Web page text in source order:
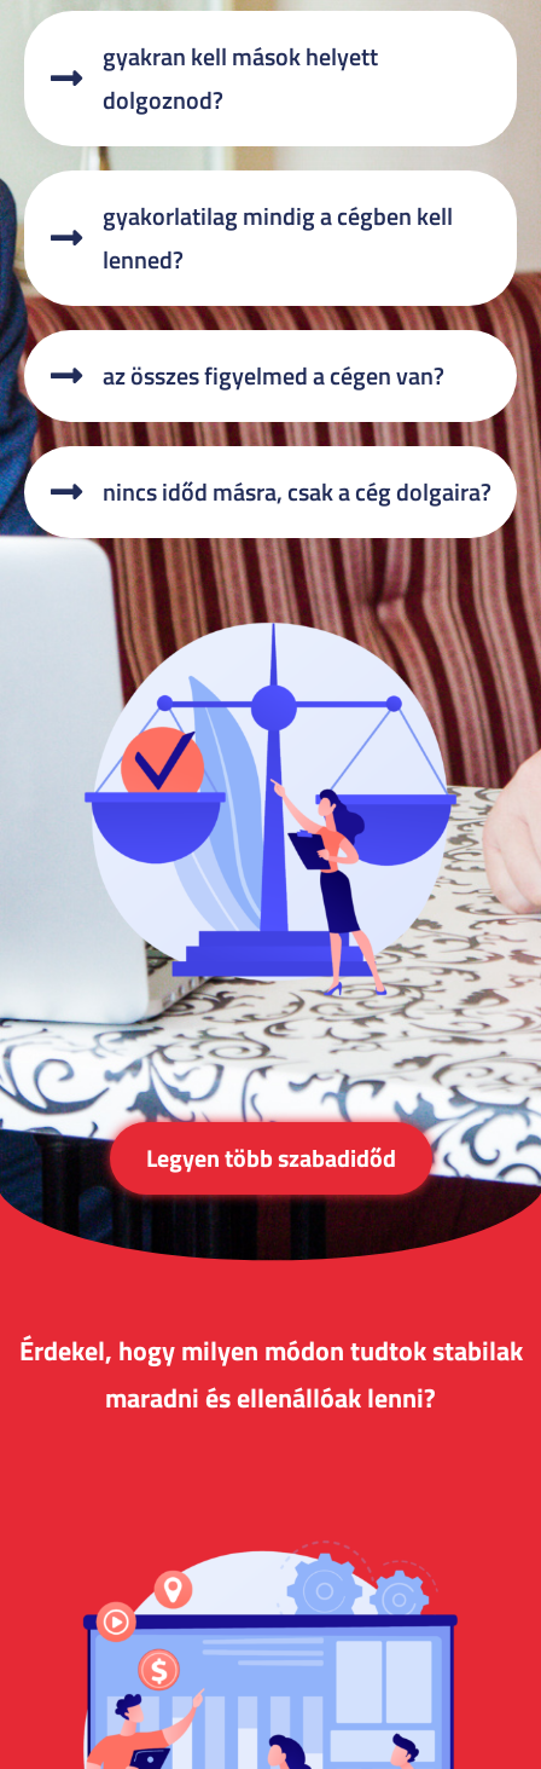
gyakran kell mások helyett
dolgoznod?
gyakorlatilag mindig a cégben kell
lenned?
az összes figyelmed a cégen van?
nincs időd másra, csak a cég dolgaira?
Legyen több szabadidőd
Érdekel, hogy milyen módon tudtok stabilak
maradni és ellenállóak lenni?